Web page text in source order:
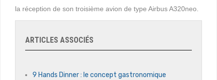
la réception de son troisième avion de type Airbus A320neo.
ARTICLES ASSOCIÉS
9 Hands Dinner : le concept gastronomique